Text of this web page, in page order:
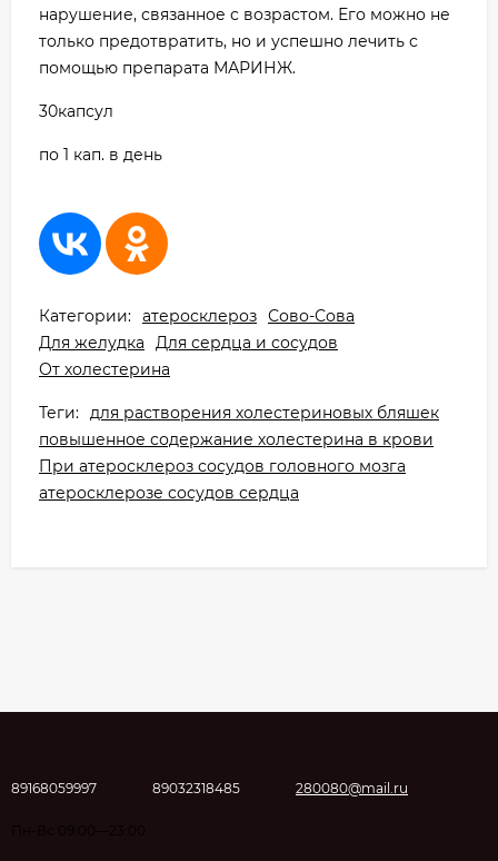
нарушение, связанное с возрастом. Его можно не
только предотвратить, но и успешно лечить с
помощью препарата МАРИНЖ.
30капсул
по 1 кап. в день
Категории: атеросклероз Сово-Сова
Для желудка
Для сердца и сосудов
От холестерина
Теги: для растворения холестериновых бляшек
повышенное содержание холестерина в крови
При атеросклероз сосудов головного мозга
атеросклерозе сосудов сердца
89168059997 89032318485 280080@mail.ru
Пн-Вс 09:00—23:00